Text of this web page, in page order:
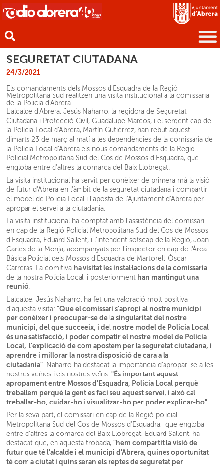
SEGURETAT CIUTADANA
24/3/2021
Els comandaments dels Mossos d'Esquadra de la Regió
Metropolitana Sud realitzen una visita institucional a la comissaria
de la Policia d'Abrera
L'alcalde d'Abrera, Jesús Naharro, la regidora de Seguretat
Ciutadana i Protecció Civil, Guadalupe Marcos, i el sergent cap de
la Policia Local d'Abrera, Martín Gutiérrez, han rebut aquest
dimarts 23 de març al matí a les dependències de la comissaria de
la Policia Local d'Abrera els nous comandaments de la Regió
Policial Metropolitana Sud del Cos de Mossos d'Esquadra, que
engloba entre d'altres la comarca del Baix Llobregat.
La visita institucional ha servit per conèixer de primera mà la visió
de futur d'Abrera en l'àmbit de la seguretat ciutadana i compartir
el model de Policia Local i l'aposta de l'Ajuntament d'Abrera per
apropar el servei a la ciutadania.
La visita institucional ha comptat amb l'assistència del comissari
en cap de la Regió Policial Metropolitana Sud del Cos de Mossos
d’Esquadra, Eduard Sallent, i l'intendent sotscap de la Regió, Joan
Carles de la Monja, acompanyats per l'inspector en cap de l'Àrea
Bàsica Policial dels Mossos d'Esquadra de Martorell, Òscar
Carreras. La comitiva ha visitat les instal·lacions de la comissaria
de la nostra Policia Local, i posteriorment han mantingut una
reunió
L'alcalde, Jesús Naharro, ha fet una valoració molt positiva
d'aquesta visita:"Que el comissari s'apropi al nostre municipi
per conèixer i preocupar-se de la singularitat del nostre
municipi, del que succeeix, i del nostre model de Policia Local
és una satisfacció, i poder compatir el nostre model de Policia
Local, l'explicació de com apostem per la seguretat ciutadana, i
aprendre i millorar la nostra disposició de cara a la
ciutadania" . Naharro ha destacat la importància d'apropar-se a les
nostres veïnes i els nostres veïns:"És important aquest
apropament entre Mossos d'Esquadra, Policia Local perquè
treballem perquè la gent es faci seu aquest servei, i això cal
treballar-ho, cuidar-ho i visualitzar-ho per poder explicar-ho"
Per la seva part, el comissari en cap de la Regió policial
Metropolitana Sud del Cos de Mossos d’Esquadra, que engloba
entre d'altres la comarca del Baix Llobregat, Eduard Sallent, ha
destacat que, en aquesta trobada,"hem compartit la visió de
futur que té l'alcalde i el municipi d'Abrera, quines oportunitat
té com a ciutat i quins seran els reptes de seguretat per